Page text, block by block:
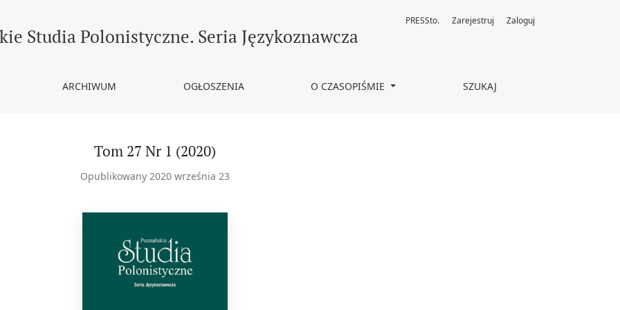
Studia Polonistyczne. Seria Językoznawcza
ARCHIWUM OGŁOSZENIA O CZASOPIŚMIE SZUKAJ
PRESSto. Zarejestruj Zaloguj
Tom 27 Nr 1 (2020)
Opublikowany 2020 września 23